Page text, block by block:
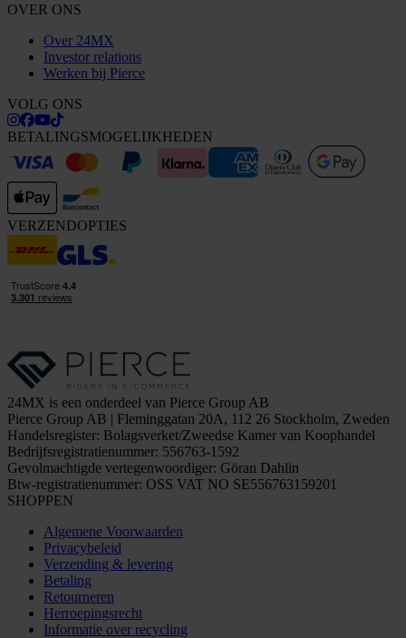
OVER ONS
Over 24MX
Investor relations
Werken bij Pierce
VOLG ONS
BETALINGSMOGELIJKHEDEN
VERZENDOPTIES
24MX is een onderdeel van Pierce Group AB
Pierce Group AB | Fleminggatan 20A, 112 26 Stockholm, Zweden
Handelsregister: Bolagsverket/Zweedse Kamer van Koophandel
Bedrijfsregistratienummer: 556763-1592
Gevolmachtigde vertegenwoordiger: Göran Dahlin
Btw-registratienummer: OSS VAT NO SE556763159201
SHOPPEN
Algemene Voorwaarden
Privacybeleid
Verzending & levering
Betaling
Retourneren
Herroepingsrecht
Informatie over recycling